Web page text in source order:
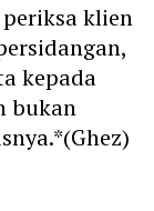
klien
kepada
bukan